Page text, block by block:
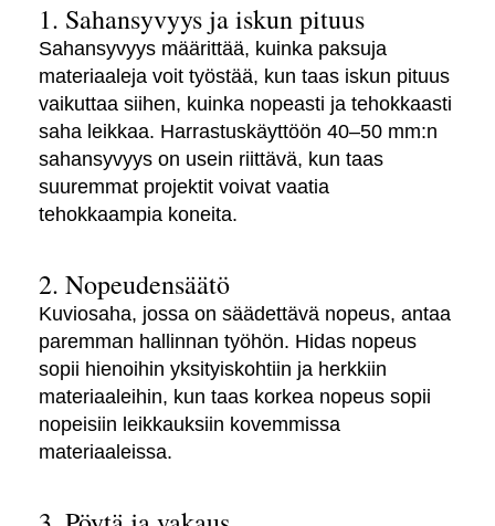
1. Sahansyvyys ja iskun pituus
Sahansyvyys määrittää, kuinka paksuja
materiaaleja voit työstää, kun taas iskun pituus
vaikuttaa siihen, kuinka nopeasti ja tehokkaasti
saha leikkaa. Harrastuskäyttöön 40–50 mm:n
sahansyvyys on usein riittävä, kun taas
suuremmat projektit voivat vaatia
tehokkaampia koneita.
2. Nopeudensäätö
Kuviosaha, jossa on säädettävä nopeus, antaa
paremman hallinnan työhön. Hidas nopeus
sopii hienoihin yksityiskohtiin ja herkkiin
materiaaleihin, kun taas korkea nopeus sopii
nopeisiin leikkauksiin kovemmissa
materiaaleissa.